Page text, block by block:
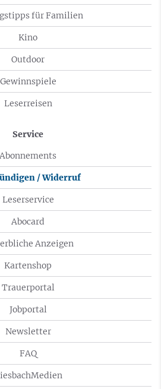
für Familien
Kino
Outdoor
Gewinnspiele
Leserreisen
Service
Abonnements
/ Widerruf
Leserservice
Abocard
Anzeigen
Kartenshop
Trauerportal
Jobportal
Newsletter
FAQ